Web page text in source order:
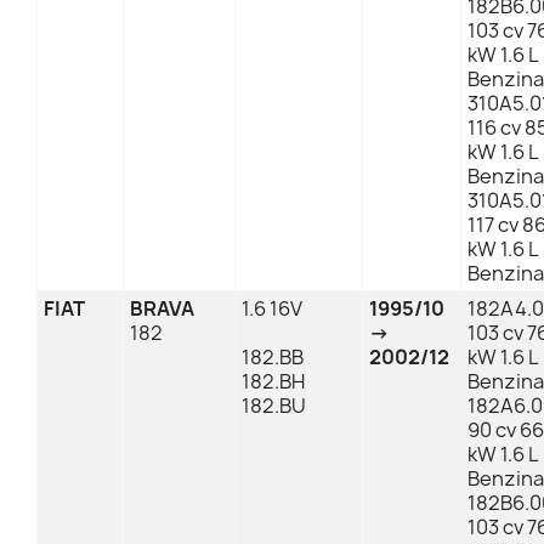
103 cv
kW 1.6 L
Benzina
116 cv
kW 1.6 L
Benzina
117 cv
kW 1.6 L
Benzina
FIAT
BRAVA
182
1.6 16V
182.BB
182.BH
182.BU
1995/10
→
2002/12
103 cv
kW 1.6 L
Benzina
90 cv 66
kW 1.6 L
Benzina
103 cv